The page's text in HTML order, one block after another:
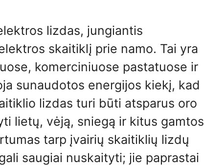
lizdas, jungiantis
skaitiklį prie namo. Tai yra
komerciniuose pastatuose ir
sunaudotos energijos kiekį, kad
lizdas turi būti atsparus oro
lietų, vėją, sniegą ir kitus gamtos
tarp įvairių skaitiklių lizdų
saugiai nuskaityti; jie paprastai